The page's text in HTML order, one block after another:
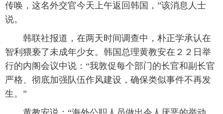
传唤，这名外交官今天上午返回韩国，”该消息人士
说。
韩联社报道，在两天时间调查中，朴正学承认在
智利猥亵了未成年少女。韩国总理黄教安在２２日举
行的内阁会议中说：“我敦促每个部门的长官和副长官
严格、彻底加强队伍作风建设，确保类似事件不再发
生。”